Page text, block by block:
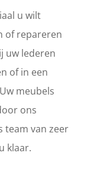
u wilt
of repareren
uw lederen
of in een
meubels
ons
team van zeer
klaar.